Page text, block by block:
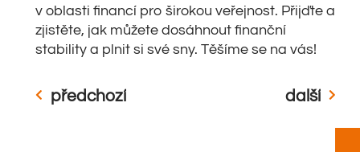
v oblasti financí pro širokou veřejnost. Přijďte a
zjistěte, jak můžete dosáhnout finanční
stability a plnit si své sny. Těšíme se na vás!
předchozí další